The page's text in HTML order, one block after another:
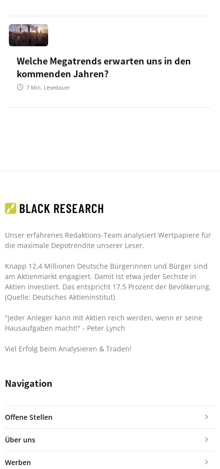
Welche Megatrends erwarten uns in den
kommenden Jahren?
7 Min. Lesedauer
Unser erfahrenes Redaktions-Team analysiert Wertpapiere für
die maximale Depotrendite unserer Leser.
Knapp 12,4 Millionen Deutsche Bürgerinnen und Bürger sind
am Aktienmarkt engagiert. Damit ist etwa jeder Sechste in
Aktien investiert. Das entspricht 17,5 Prozent der Bevölkerung.
(Quelle: Deutsches Aktieninstitut)
"Jeder Anleger kann mit Aktien reich werden, wenn er seine
Hausaufgaben macht!" - Peter Lynch
Viel Erfolg beim Analysieren & Traden!
Navigation
Offene Stellen
Über uns
Werben